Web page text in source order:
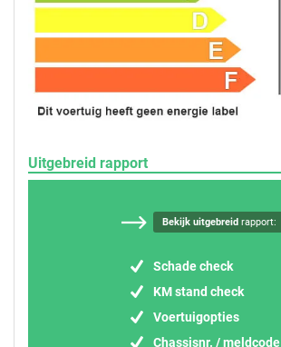
Uitgebreid rapport
Bekijk uitgebreidrapport:
Schade check
KM stand check
Voertuigopties
Chassisnr. / meldcode